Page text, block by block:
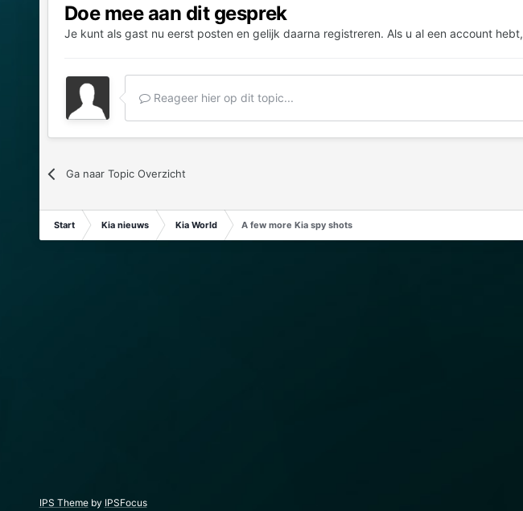
Doe mee aan dit gesprek
Je kunt als gast nu eerst posten en gelijk daarna registreren. Als u al een account hebt,
Reageer hier op dit topic...
Ga naar Topic Overzicht
Start Kia nieuws Kia World A few more Kia spy shots
IPS Themeby IPSFocus